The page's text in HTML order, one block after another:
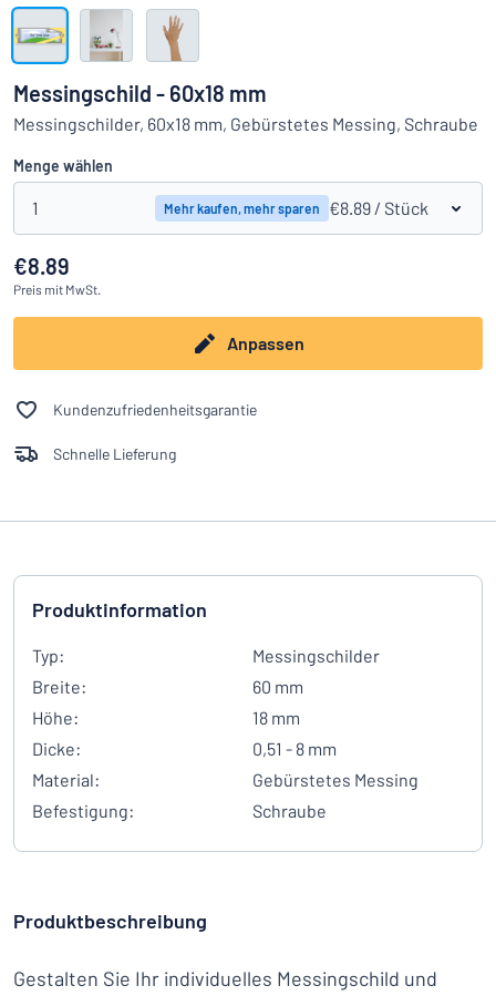
Das Gesuchte nicht gefunden? Schild hier entwerfen
Alle Kategorien anzeigen
Einloggen
Kundenservice
Privat
Messingschild - 60x18 mm
Messingschilder, 60x18 mm, Gebürstetes Messing, Schraube
Menge wählen
1 Mehr kaufen, mehr sparen €8.89 / Stück
€8.89
Preis mit MwSt.
Anpassen
Kundenzufriedenheitsgarantie
Schnelle Lieferung
Produktinformation
Typ:
Messingschilder
Breite:
60 mm
Höhe:
18 mm
Dicke:
0,51 - 8 mm
Material:
Gebürstetes Messing
Befestigung:
Schraube
Produktbeschreibung
Gestalten Sie Ihr individuelles Messingschild und